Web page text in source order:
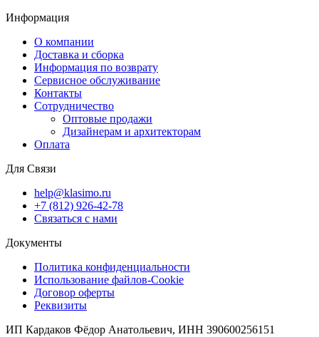
Информация
О компании
Доставка и сборка
Информация по возврату
Сервисное обслуживание
Контакты
Сотрудничество
Оптовые продажи
Дизайнерам и архитекторам
Оплата
Для Связи
help@klasimo.ru
+7 (812) 926-42-78
Связаться с нами
Документы
Политика конфиденциальности
Использование файлов-Cookie
Договор оферты
Реквизиты
ИП Кардаков Фёдор Анатольевич, ИНН 390600256151